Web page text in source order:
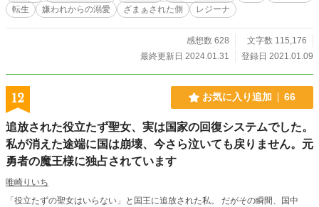
転生
嫌われからの溺愛 ざまぁされた側 レジーナ
感想数 628
文字数 115,176
最終更新日 2024.01.31
登録日 2021.01.09
12 お気に入り追加 66
追放された役立たず聖女、実は国家の回復システムでした。
私が消えた途端に国は崩壊、今さら泣いても戻りません。元
勇者の魔王様に独占されています
唯崎りいち
「役立たずの聖女はいらない」と国王に追放された私。 だがその瞬間、国中